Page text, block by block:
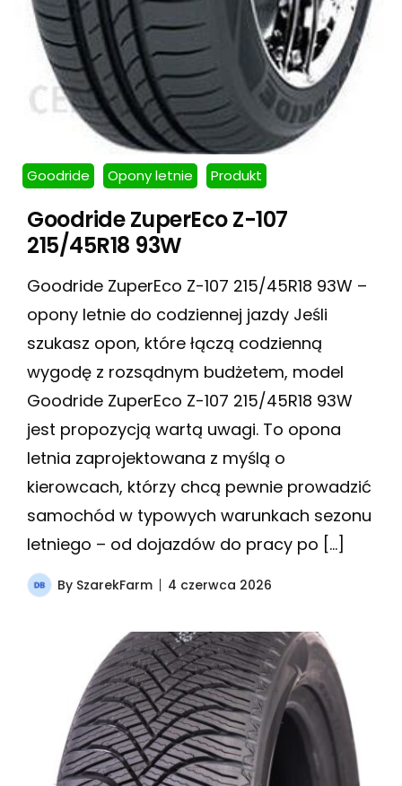
Goodride Opony letnie Produkt
Goodride ZuperEco Z-107
215/45R18 93W
Goodride ZuperEco Z-107 215/45R18 93W –
opony letnie do codziennej jazdy Jeśli
szukasz opon, które łączą codzienną
wygodę z rozsądnym budżetem, model
Goodride ZuperEco Z-107 215/45R18 93W
jest propozycją wartą uwagi. To opona
letnia zaprojektowana z myślą o
kierowcach, którzy chcą pewnie prowadzić
samochód w typowych warunkach sezonu
letniego – od dojazdów do pracy po […]
By SzarekFarm 4 czerwca 2026